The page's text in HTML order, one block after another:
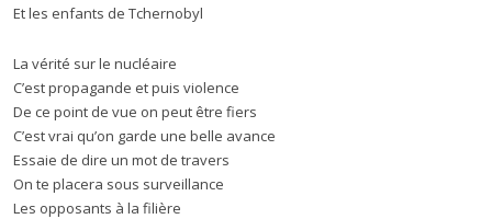
Et les enfants de Tchernobyl
La vérité sur le nucléaire
C’est propagande et puis violence
De ce point de vue on peut être fiers
C’est vrai qu’on garde une belle avance
Essaie de dire un mot de travers
On te placera sous surveillance
Les opposants à la filière